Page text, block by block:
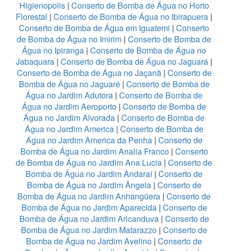
Higienopolis| Conserto de Bomba de Água no Horto
Florestal | Conserto de Bomba de Água no Ibirapuera |
Conserto de Bomba de Água em Iguatemi | Conserto
de Bomba de Água no Imirim | Conserto de Bomba de
Água no Ipiranga | Conserto de Bomba de Água no
Jabaquara | Conserto de Bomba de Água no Jaguará |
Conserto de Bomba de Água no Jaçanã| Conserto de
Bomba de Água no Jaguaré| Conserto de Bomba de
Água no Jardim Adutora | Conserto de Bomba de
Água no Jardim Aeroporto | Conserto de Bomba de
Água no Jardim Alvorada | Conserto de Bomba de
Água no Jardim America| Conserto de Bomba de
Água no Jardim America da Penha| Conserto de
Bomba de Água no Jardim Analia Franco| Conserto
de Bomba de Água no Jardim Ana Lucia | Conserto de
Bomba de Água no Jardim Andaraí| Conserto de
Bomba de Água no Jardim Ângela| Conserto de
Bomba de Água no Jardim Anhangüera | Conserto de
Bomba de Água no Jardim Aparecida| Conserto de
Bomba de Água no Jardim Aricanduva| Conserto de
Bomba de Água no Jardim Matarazzo | Conserto de
Bomba de Água no Jardim Avelino | Conserto de